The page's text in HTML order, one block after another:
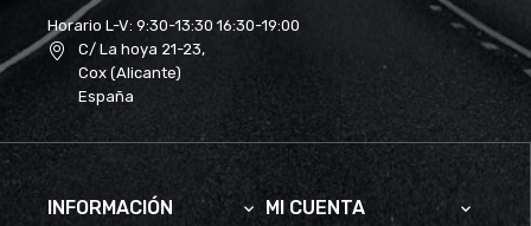
Horario L-V: 9:30-13:30 16:30-19:00
C/ La hoya 21-23,
Cox (Alicante)
España
INFORMACIÓN  MI CUENTA 